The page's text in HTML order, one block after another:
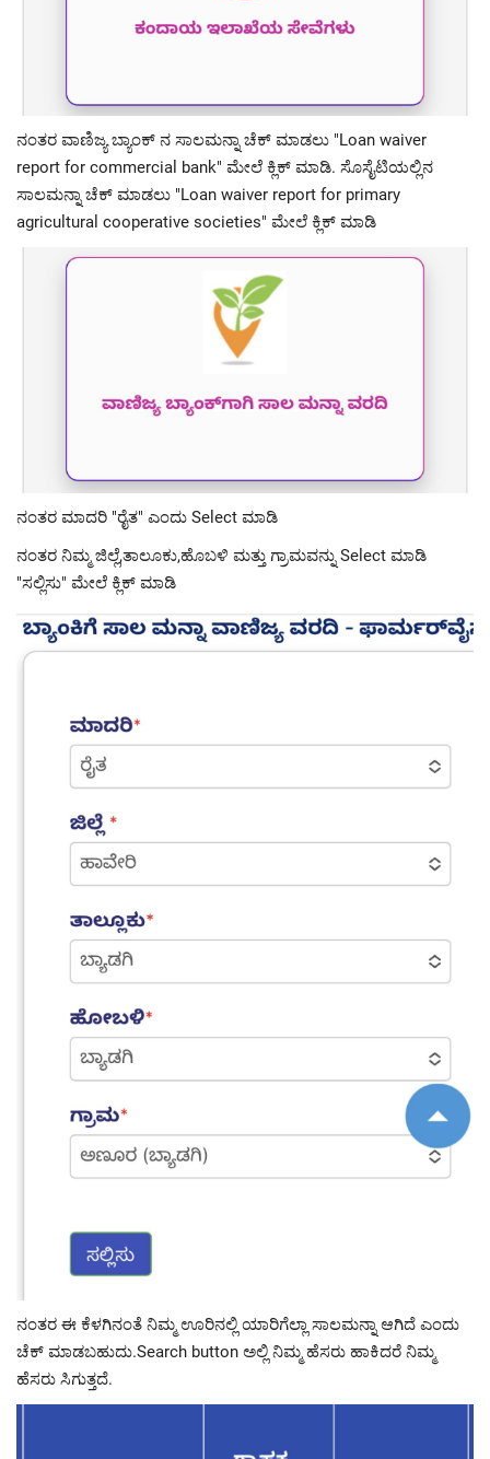
ನಂತರ ವಾಣಿಜ್ಯ ಬ್ಯಾಂಕ್ ನ ಸಾಲಮನ್ನಾ ಚೆಕ್ ಮಾಡಲು "Loan waiver
report for commercial bank" ಮೇಲೆ ಕ್ಲಿಕ್ ಮಾಡಿ. ಸೊಸೈಟಿಯಲ್ಲಿನ
ಸಾಲಮನ್ನಾ ಚೆಕ್ ಮಾಡಲು "Loan waiver report for primary
agricultural cooperative societies" ಮೇಲೆ ಕ್ಲಿಕ್ ಮಾಡಿ
ನಂತರ ಮಾದರಿ "ರೈತ" ಎಂದು Select ಮಾಡಿ
ನಂತರ ನಿಮ್ಮ ಜಿಲ್ಲೆ,ತಾಲೂಕು,ಹೊಬಳಿ ಮತ್ತು ಗ್ರಾಮವನ್ನು Select ಮಾಡಿ
"ಸಲ್ಲಿಸು" ಮೇಲೆ ಕ್ಲಿಕ್ ಮಾಡಿ
ನಂತರ ಈ ಕೆಳಗಿನಂತೆ ನಿಮ್ಮ ಊರಿನಲ್ಲಿ ಯಾರಿಗೆಲ್ಲಾ ಸಾಲಮನ್ನಾ ಆಗಿದೆ ಎಂದು
ಚೆಕ್ ಮಾಡಬಹುದು.Search button ಅಲ್ಲಿ ನಿಮ್ಮ ಹೆಸರು ಹಾಕಿದರೆ ನಿಮ್ಮ
ಹೆಸರು ಸಿಗುತ್ತದೆ.